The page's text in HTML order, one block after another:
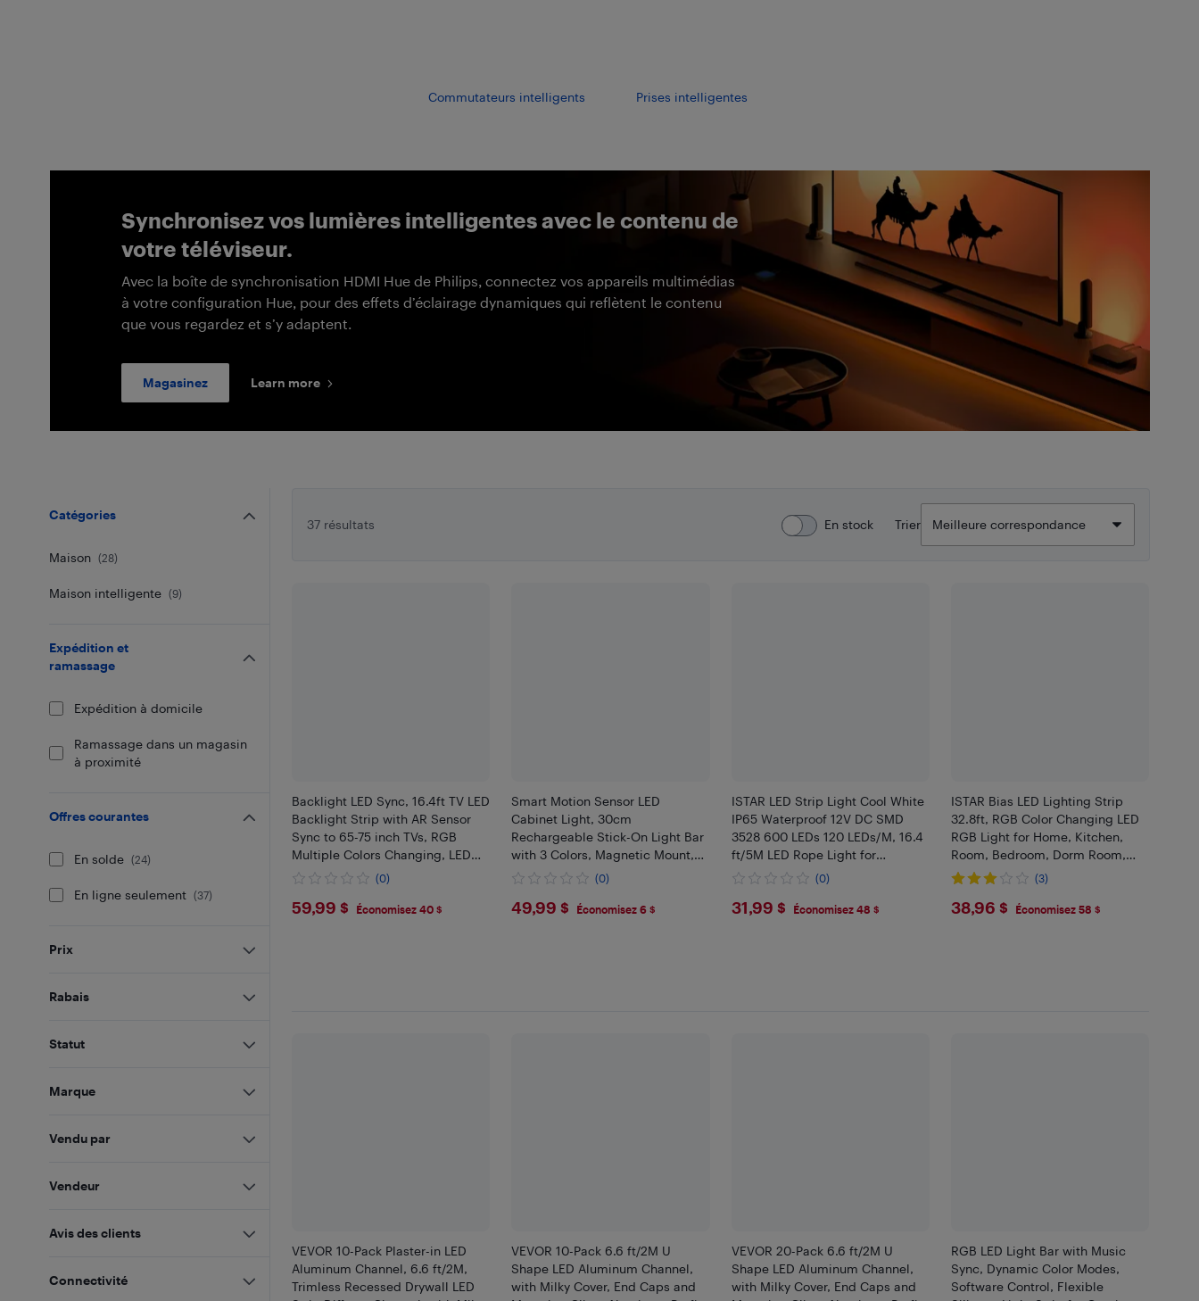
Commutateurs intelligents Prises intelligentes
Synchronisez vos lumières intelligentes avec le contenu de
votre téléviseur.
Avec la boîte de synchronisation HDMI Hue de Philips, connectez vos appareils multimédias
à votre configuration Hue, pour des effets d’éclairage dynamiques qui reflètent le contenu
que vous regardez et s’y adaptent.
Magasinez Learn more
37 résultats En stock Trier
Backlight LED Sync, 16.4ft TV LED
Backlight Strip with AR Sensor
Sync to 65-75 inch TVs, RGB
Multiple Colors Changing, LED
Lights for TV with Remote, Smart
(0)
$59.99
59,99 $ Économisez 40 $
Smart Motion Sensor LED
Cabinet Light, 30cm
Rechargeable Stick-On Light Bar
with 3 Colors, Magnetic Mount,
Type-C Fast Charge, 2200mAh
Wardrobe（Two-pack）
(0)
$49.99
49,99 $ Économisez 6 $
ISTAR LED Strip Light Cool White
IP65 Waterproof 12V DC SMD
3528 600 LEDs 120 LEDs/M, 16.4
ft/5M LED Rope Light for
Halloween Thanksgiving Home
Decoration
(0)
$31.99
31,99 $ Économisez 48 $
ISTAR Bias LED Lighting Strip
32.8ft, RGB Color Changing LED
RGB Light for Home, Kitchen,
Room, Bedroom, Dorm Room,
Bar, with IR Remote Control +
Mode
(3)
$38.96
38,96 $ Économisez 58 $
VEVOR 10-Pack Plaster-in LED
Aluminum Channel, 6.6 ft/2M,
Trimless Recessed Drywall LED
VEVOR 10-Pack 6.6 ft/2M U
Shape LED Aluminum Channel,
with Milky Cover, End Caps and
VEVOR 20-Pack 6.6 ft/2M U
Shape LED Aluminum Channel,
with Milky Cover, End Caps and
RGB LED Light Bar with Music
Sync, Dynamic Color Modes,
Software Control, Flexible
Catégories
Maison (28)
Maison intelligente (9)
Expédition et
ramassage
Expédition à domicile
Ramassage dans un magasin
à proximité
Offres courantes
En solde (24)
En ligne seulement (37)
Prix
Rabais
Statut
Marque
Vendu par
Vendeur
Avis des clients
Connectivité